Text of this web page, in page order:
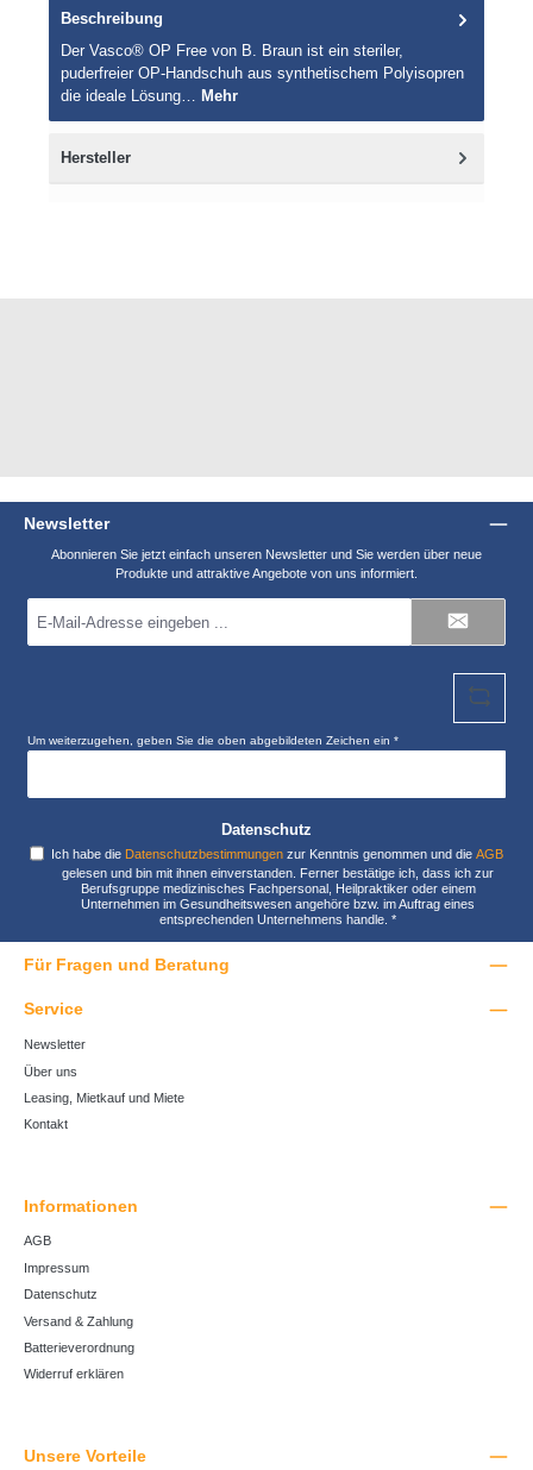
Beschreibung
Der Vasco® OP Free von B. Braun ist ein steriler,
puderfreier OP-Handschuh aus synthetischem Polyisopren
die ideale Lösung… Mehr
Hersteller
Newsletter
Abonnieren Sie jetzt einfach unseren Newsletter und Sie werden über neue
Produkte und attraktive Angebote von uns informiert.
Mail-
Um weiterzugehen, geben Sie die oben abgebildeten Zeichen ein*
Datenschutz
Ich habe die Datenschutzbestimmungen zur Kenntnis genommen und dieAGB
gelesen und bin mit ihnen einverstanden. Ferner bestätige ich, dass ich zur
Berufsgruppe medizinisches Fachpersonal, Heilpraktiker oder einem
Unternehmen im Gesundheitswesen angehöre bzw. im Auftrag eines
entsprechenden Unternehmens handle.*
Für Fragen und Beratung
Unsere Vorteile
Service
Newsletter
Über uns
Leasing, Mietkauf und Miete
Kontakt
Informationen
AGB
Impressum
Datenschutz
Versand & Zahlung
Batterieverordnung
Widerruf erklären